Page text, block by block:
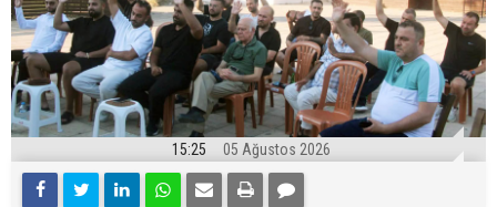
15:25 05 Ağustos 2026